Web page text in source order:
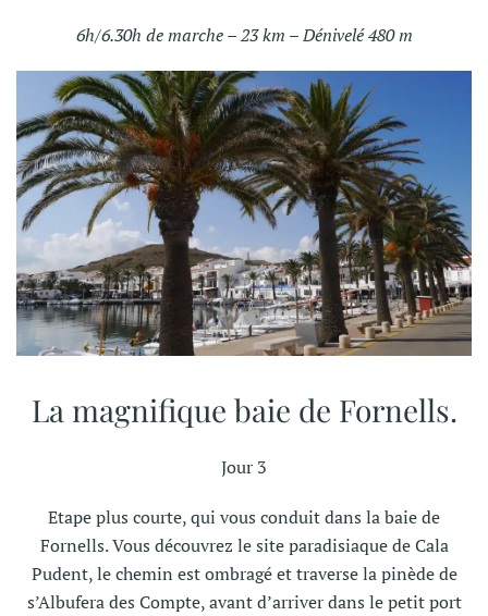
6h/6.30h de marche – 23 km – Dénivelé 480 m
La magnifique baie de Fornells.
Jour 3
Etape plus courte, qui vous conduit dans la baie de
Fornells. Vous découvrez le site paradisiaque de Cala
Pudent, le chemin est ombragé et traverse la pinède de
s’Albufera des Compte, avant d’arriver dans le petit port